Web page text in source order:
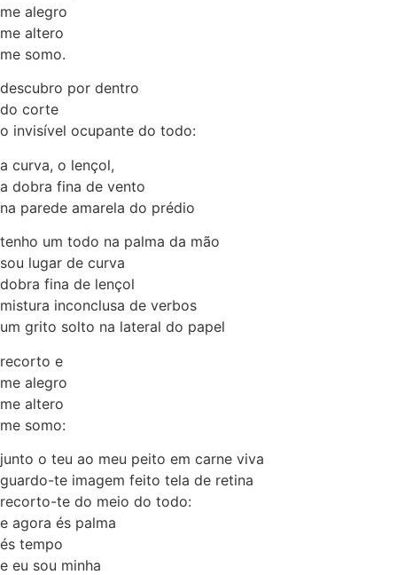
me alegro
me altero
me somo.
descubro por dentro
do corte
o invisível ocupante do todo:
a curva, o lençol,
a dobra fina de vento
na parede amarela do prédio
tenho um todo na palma da mão
sou lugar de curva
dobra fina de lençol
mistura inconclusa de verbos
um grito solto na lateral do papel
recorto e
me alegro
me altero
me somo:
junto o teu ao meu peito em carne viva
guardo-te imagem feito tela de retina
recorto-te do meio do todo:
e agora és palma
és tempo
e eu sou minha